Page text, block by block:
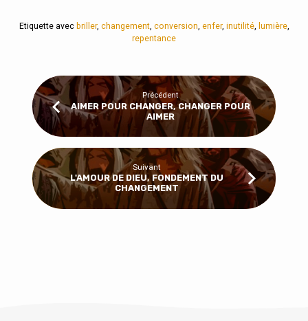
Etiquette avec briller, changement, conversion, enfer, inutilité, lumière,
repentance
Précédent
AIMER POUR CHANGER, CHANGER POUR
AIMER
Suivant
L'AMOUR DE DIEU, FONDEMENT DU
CHANGEMENT